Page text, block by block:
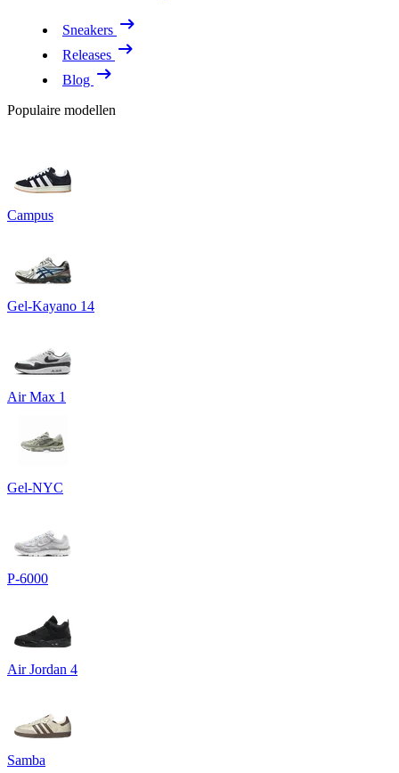
Sneakers
Releases
Blog
Populaire modellen
Campus
Gel-Kayano 14
Air Max 1
Gel-NYC
P-6000
Air Jordan 4
Samba